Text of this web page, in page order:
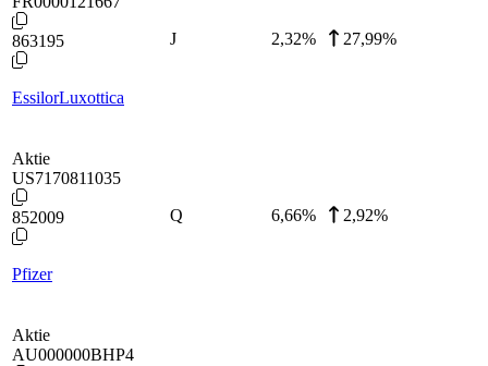
863195
EssilorLuxottica
J 2,32% 27,99%
Aktie
US7170811035
852009
Pfizer
Q 6,66% 2,92%
Aktie
AU000000BHP4